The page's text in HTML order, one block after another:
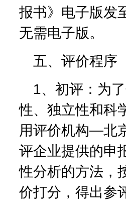
报书》电子版发
无需电子版。
五、评价程序
1、初评：为
性、独立性和科
用评价机构—北
评企业提供的申
性分析的方法，
价打分，得出参